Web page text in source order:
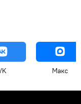
Макс